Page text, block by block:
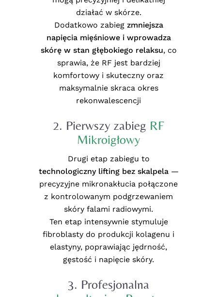
działać w skórze.
Dodatkowo zabieg zmniejsza
napięcia mięśniowe i wprowadza
skórę w stan głębokiego relaksu, co
sprawia, że RF jest bardziej
komfortowy i skuteczny oraz
maksymalnie skraca okres
rekonwalescencji
2. Pierwszy zabieg RF
Mikroigłowy
Drugi etap zabiegu to
technologiczny lifting bez skalpela—
precyzyjne mikronakłucia połączone
z kontrolowanym podgrzewaniem
skóry falami radiowymi.
Ten etap intensywnie stymuluje
fibroblasty do produkcji kolagenu i
elastyny, poprawiając jędrność,
gęstość i napięcie skóry.
3. Profesjonalna